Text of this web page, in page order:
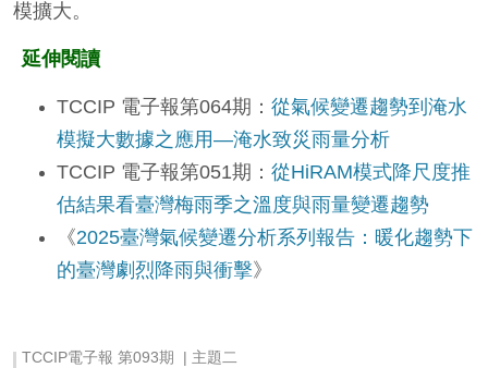
模擴大。
延伸閱讀
TCCIP 電子報第064期： 從氣候變遷趨勢到淹水
模擬大數據之應用—淹水致災雨量分析
TCCIP 電子報第051期： 從HiRAM模式降尺度推
估結果看臺灣梅雨季之溫度與雨量變遷趨勢
《2025臺灣氣候變遷分析系列報告：暖化趨勢下
的臺灣劇烈降雨與衝擊》
TCCIP電子報 第093期 | 主題二